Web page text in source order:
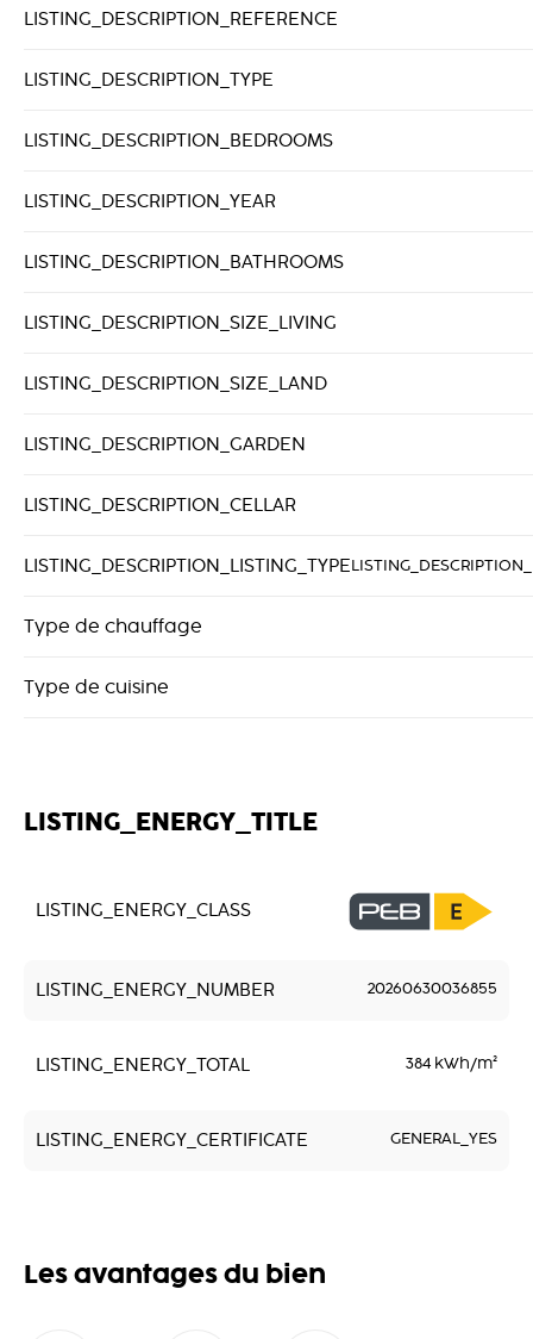
LISTING_DESCRIPTION_REFERENCE
LISTING_DESCRIPTION_TYPE
LISTING_DESCRIPTION_BEDROOMS
LISTING_DESCRIPTION_YEAR
LISTING_DESCRIPTION_BATHROOMS
LISTING_DESCRIPTION_SIZE_LIVING
LISTING_DESCRIPTION_SIZE_LAND
LISTING_DESCRIPTION_GARDEN
LISTING_DESCRIPTION_CELLAR
LISTING_DESCRIPTION_LISTING_TYPE
Type de chauffage
Type de cuisine
LISTING_ENERGY_TITLE
LISTING_ENERGY_CLASS
LISTING_ENERGY_NUMBER 20260630036855
LISTING_ENERGY_TOTAL 384 kWh/m²
LISTING_ENERGY_CERTIFICATE GENERAL_YES
Les avantages du bien